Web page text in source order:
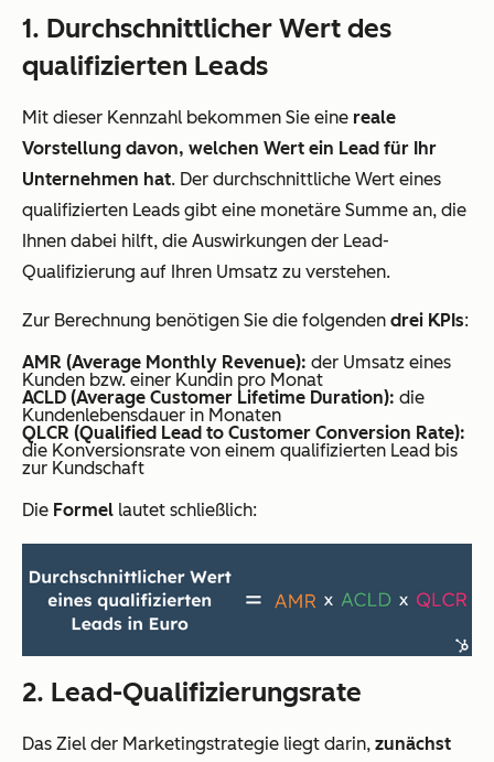
1. Durchschnittlicher Wert des
qualifizierten Leads
Mit dieser Kennzahl bekommen Sie eine reale
Vorstellung davon, welchen Wert ein Lead für Ihr
Unternehmen hat. Der durchschnittliche Wert eines
qualifizierten Leads gibt eine monetäre Summe an, die
Ihnen dabei hilft, die Auswirkungen der Lead-
Qualifizierung auf Ihren Umsatz zu verstehen.
Zur Berechnung benötigen Sie die folgenden drei KPIs:
AMR (Average Monthly Revenue): der Umsatz eines
Kunden bzw. einer Kundin pro Monat
ACLD (Average Customer Lifetime Duration): die
Kundenlebensdauer in Monaten
QLCR (Qualified Lead to Customer Conversion Rate):
die Konversionsrate von einem qualifizierten Lead bis
zur Kundschaft
Die Formel lautet schließlich:
2. Lead-Qualifizierungsrate
Das Ziel der Marketingstrategie liegt darin, zunächst